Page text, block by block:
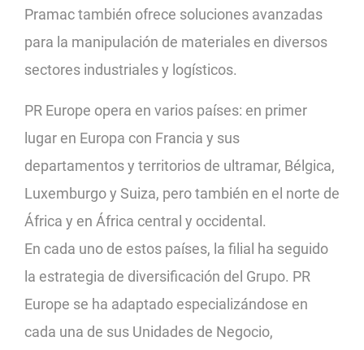
Pramac también ofrece soluciones avanzadas
para la manipulación de materiales en diversos
sectores industriales y logísticos.
PR Europe opera en varios países: en primer
lugar en Europa con Francia y sus
departamentos y territorios de ultramar, Bélgica,
Luxemburgo y Suiza, pero también en el norte de
África y en África central y occidental.
En cada uno de estos países, la filial ha seguido
la estrategia de diversificación del Grupo. PR
Europe se ha adaptado especializándose en
cada una de sus Unidades de Negocio,